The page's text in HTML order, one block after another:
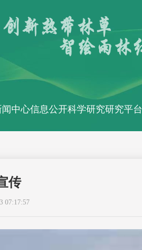
闻中心信息公开科学研究研究平台
传
07:17:57